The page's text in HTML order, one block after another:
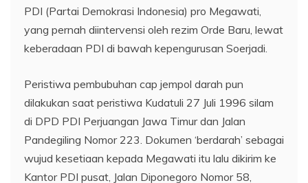
PDI (Partai Demokrasi Indonesia) pro Megawati,
yang pernah diintervensi oleh rezim Orde Baru, lewat
keberadaan PDI di bawah kepengurusan Soerjadi.
Peristiwa pembubuhan cap jempol darah pun
dilakukan saat peristiwa Kudatuli 27 Juli 1996 silam
di DPD PDI Perjuangan Jawa Timur dan Jalan
Pandegiling Nomor 223. Dokumen ‘berdarah’ sebagai
wujud kesetiaan kepada Megawati itu lalu dikirim ke
Kantor PDI pusat, Jalan Diponegoro Nomor 58,